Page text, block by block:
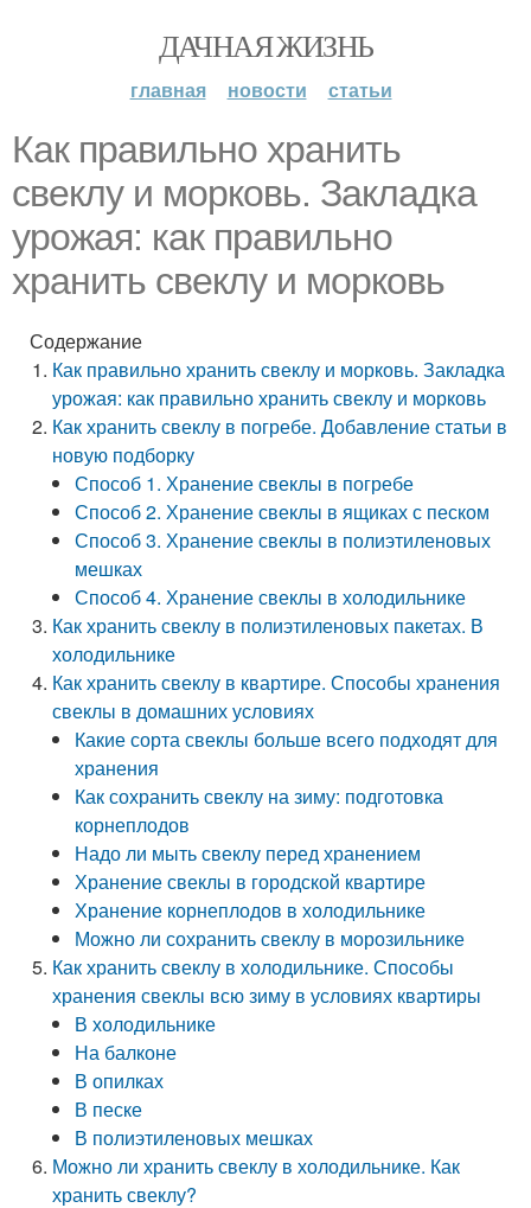
ДАЧНАЯ ЖИЗНЬ
главная новости статьи
Как правильно хранить
свеклу и морковь. Закладка
урожая: как правильно
хранить свеклу и морковь
Содержание
Как правильно хранить свеклу и морковь. Закладка
урожая: как правильно хранить свеклу и морковь
Как хранить свеклу в погребе. Добавление статьи в
новую подборку
Способ 1. Хранение свеклы в погребе
Способ 2. Хранение свеклы в ящиках с песком
Способ 3. Хранение свеклы в полиэтиленовых
мешках
Способ 4. Хранение свеклы в холодильнике
Как хранить свеклу в полиэтиленовых пакетах. В
холодильнике
Как хранить свеклу в квартире. Способы хранения
свеклы в домашних условиях
Какие сорта свеклы больше всего подходят для
хранения
Как сохранить свеклу на зиму: подготовка
корнеплодов
Надо ли мыть свеклу перед хранением
Хранение свеклы в городской квартире
Хранение корнеплодов в холодильнике
Можно ли сохранить свеклу в морозильнике
Как хранить свеклу в холодильнике. Способы
хранения свеклы всю зиму в условиях квартиры
В холодильнике
На балконе
В опилках
В песке
В полиэтиленовых мешках
Можно ли хранить свеклу в холодильнике. Как
хранить свеклу?